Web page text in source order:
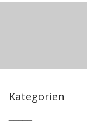
Kategorien